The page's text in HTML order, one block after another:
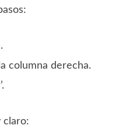
.
columna derecha.
claro: